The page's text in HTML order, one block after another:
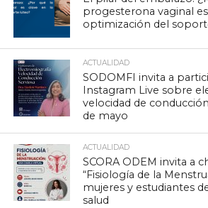
progesterona vaginal
optimización del
ACTUALIDAD
SODOMFI invita a
Instagram Live sobre
velocidad de
de mayo
ACTUALIDAD
SCORA ODEM invita a
“Fisiología de la
mujeres y estudiantes
salud